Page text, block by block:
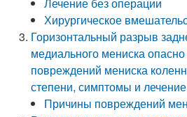
Хирургическое
Горизонтальный разрыв
медиального мениска
повреждений мениска
степени, симптомы и лечение
Причины повреждений